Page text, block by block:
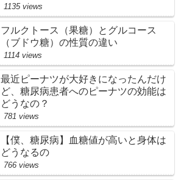
1135 views
フルクトース（果糖）とグルコース
（ブドウ糖）の性質の違い
1114 views
最近ピーナツが大好きになったんだけ
ど、糖尿病患者へのピーナツの効能は
どうなの？
781 views
【僕、糖尿病】血糖値が高いと身体は
どうなるの
766 views